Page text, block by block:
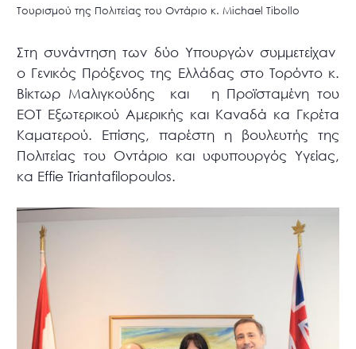
Τουρισμού της Πολιτείας του Οντάριο κ. Μichael Tibollo
Στη συνάντηση των δύο Υπουργών συμμετείχαν
ο Γενικός Πρόξενος της Ελλάδας στο Τορόντο κ.
Βίκτωρ Μαλιγκούδης και η Προϊσταμένη του
ΕΟΤ Εξωτερικού Αμερικής και Καναδά κα Γκρέτα
Καματερού. Επίσης, παρέστη η βουλευτής της
Πολιτείας του Οντάριο και υφυπουργός Υγείας,
κα Effie Triantafilopoulos.